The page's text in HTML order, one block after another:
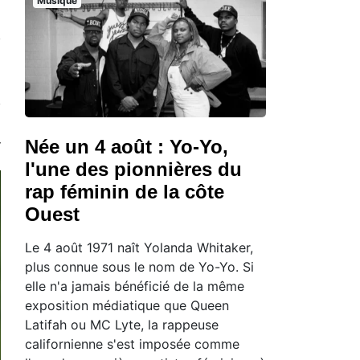
Née un 4 août : Yo-Yo,
l'une des pionnières du
rap féminin de la côte
Ouest
Le 4 août 1971 naît Yolanda Whitaker,
plus connue sous le nom de Yo-Yo. Si
elle n'a jamais bénéficié de la même
exposition médiatique que Queen
Latifah ou MC Lyte, la rappeuse
californienne s'est imposée comme